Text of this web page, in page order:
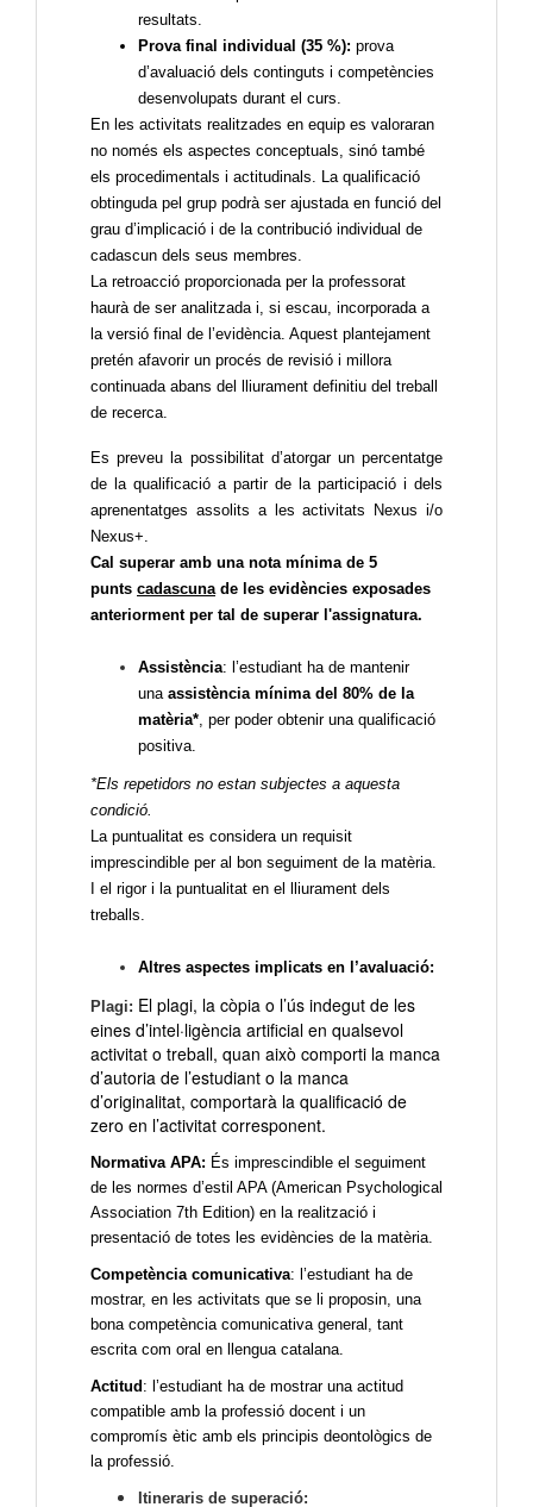
resultats.
Prova final individual (35 %): prova
d’avaluació dels continguts i competències
desenvolupats durant el curs.
En les activitats realitzades en equip es valoraran
no només els aspectes conceptuals, sinó també
els procedimentals i actitudinals. La qualificació
obtinguda pel grup podrà ser ajustada en funció del
grau d’implicació i de la contribució individual de
cadascun dels seus membres.
La retroacció proporcionada per la professorat
haurà de ser analitzada i, si escau, incorporada a
la versió final de l’evidència. Aquest plantejament
pretén afavorir un procés de revisió i millora
continuada abans del lliurament definitiu del treball
de recerca.
Es preveu la possibilitat d’atorgar un percentatge
de la qualificació a partir de la participació i dels
aprenentatges assolits a les activitats Nexus i/o
Nexus+.
Cal superar amb una nota mínima de 5
punts cadascunade les evidències exposades
anteriorment per tal de superar l'assignatura.
Assistència: l’estudiant ha de mantenir
una assistència mínima del 80% de la
matèria*, per poder obtenir una qualificació
positiva.
*Els repetidors no estan subjectes a aquesta
condició.
La puntualitat es considera un requisit
imprescindible per al bon seguiment de la matèria.
I el rigor i la puntualitat en el lliurament dels
treballs.
Altres aspectes implicats en l’avaluació:
Plagi: El plagi, la còpia o l’ús indegut de les
eines d’intel·ligència artificial en qualsevol
activitat o treball, quan això comporti la manca
d’autoria de l’estudiant o la manca
d’originalitat, comportarà la qualificació de
zero en l’activitat corresponent.
Normativa APA: És imprescindible el seguiment
de les normes d’estil APA (American Psychological
Association 7th Edition) en la realització i
presentació de totes les evidències de la matèria.
Competència comunicativa: l’estudiant ha de
mostrar, en les activitats que se li proposin, una
bona competència comunicativa general, tant
escrita com oral en llengua catalana.
Actitud : l’estudiant ha de mostrar una actitud
compatible amb la professió docent i un
compromís ètic amb els principis deontològics de
la professió.
Itineraris de superació: